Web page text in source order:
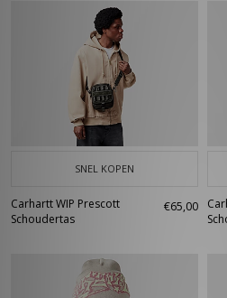
SNEL KOPEN
Carhartt WIP Prescott
Schoudertas
€65,00